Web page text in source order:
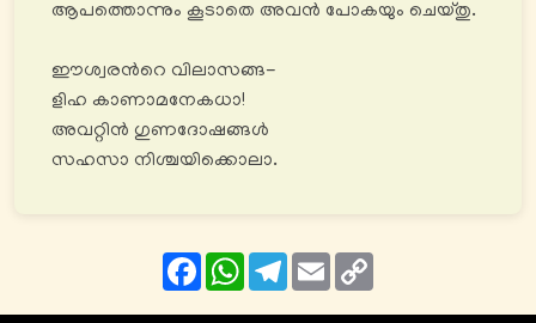
ആപത്തൊന്നും കൂടാതെ അവൻ പോകയും ചെയ്തു.
ഈശ്വരൻറെ വിലാസങ്ങ-
ളിഹ കാണാമനേകധാ!
അവറ്റിൻ ഗുണദോഷങ്ങൾ
സഹസാ നിശ്ചയിക്കൊലാ.
FacebookWhatsAppTelegram
Email